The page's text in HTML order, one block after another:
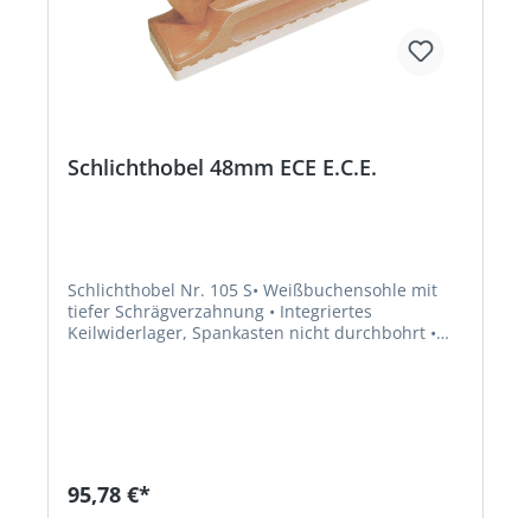
Schlichthobel 48mm ECE E.C.E.
Schlichthobel Nr. 105 S• Weißbuchensohle mit
tiefer Schrägverzahnung • Integriertes
Keilwiderlager, Spankasten nicht durchbohrt •
95,78 €*